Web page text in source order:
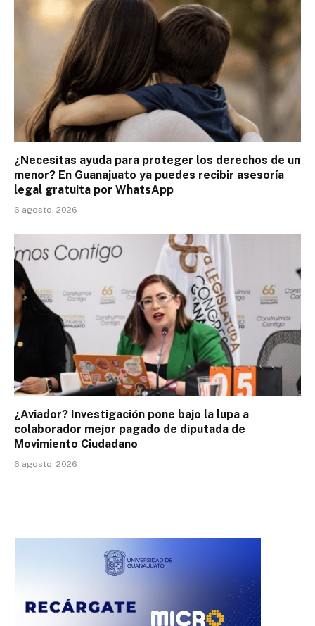
¿Necesitas ayuda para proteger los derechos de un
menor? En Guanajuato ya puedes recibir asesoría
legal gratuita por WhatsApp
6 agosto, 2026
¿Aviador? Investigación pone bajo la lupa a
colaborador mejor pagado de diputada de
Movimiento Ciudadano
6 agosto, 2026